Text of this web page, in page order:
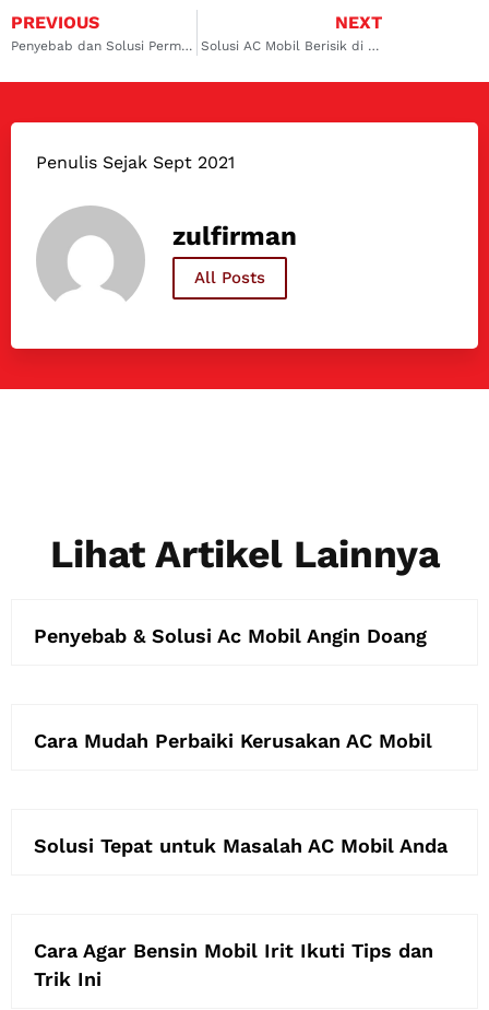
PREVIOUS
Penyebab dan Solusi Permasalahan AC Mobil Berisik Koja dan Rawamangun
NEXT
Solusi AC Mobil Berisik di Kelapa Gading dan Cempaka Putih dengan Dokter Mobil Indonesia (DOMO)
Penulis Sejak Sept 2021
zulfirman
All Posts
Lihat Artikel Lainnya
Penyebab & Solusi Ac Mobil Angin Doang
Cara Mudah Perbaiki Kerusakan AC Mobil
Solusi Tepat untuk Masalah AC Mobil Anda
Cara Agar Bensin Mobil Irit Ikuti Tips dan
Trik Ini